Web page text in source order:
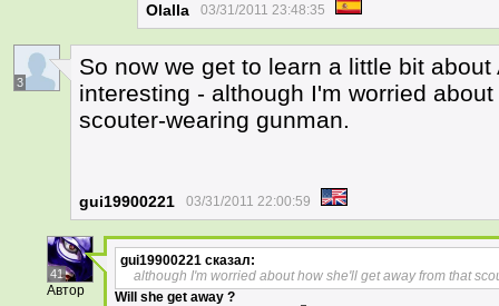
Olalla 03/31/2011 23:48:35
3
So now we get to learn a little bit
interesting - although I'm worried
scouter-wearing gunman.
gui19900221 03/31/2011 22:00:59
41
Автор
gui19900221 сказал:
although I'm worried about how she'll get away from that
Will she get away ?